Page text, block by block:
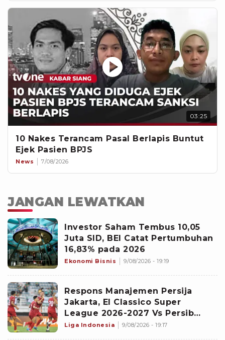
03:25
10 Nakes Terancam Pasal Berlapis Buntut
Ejek Pasien BPJS
News 7/08/2026
JANGAN LEWATKAN
Investor Saham Tembus 10,05
Juta SID, BEI Catat Pertumbuhan
16,83% pada 2026
Ekonomi Bisnis 9/08/2026 - 19:19
Respons Manajemen Persija
Jakarta, El Classico Super
League 2026-2027 Vs Persib
Bandung Digelar di Pekan Kedua
Liga Indonesia 9/08/2026 - 19:17